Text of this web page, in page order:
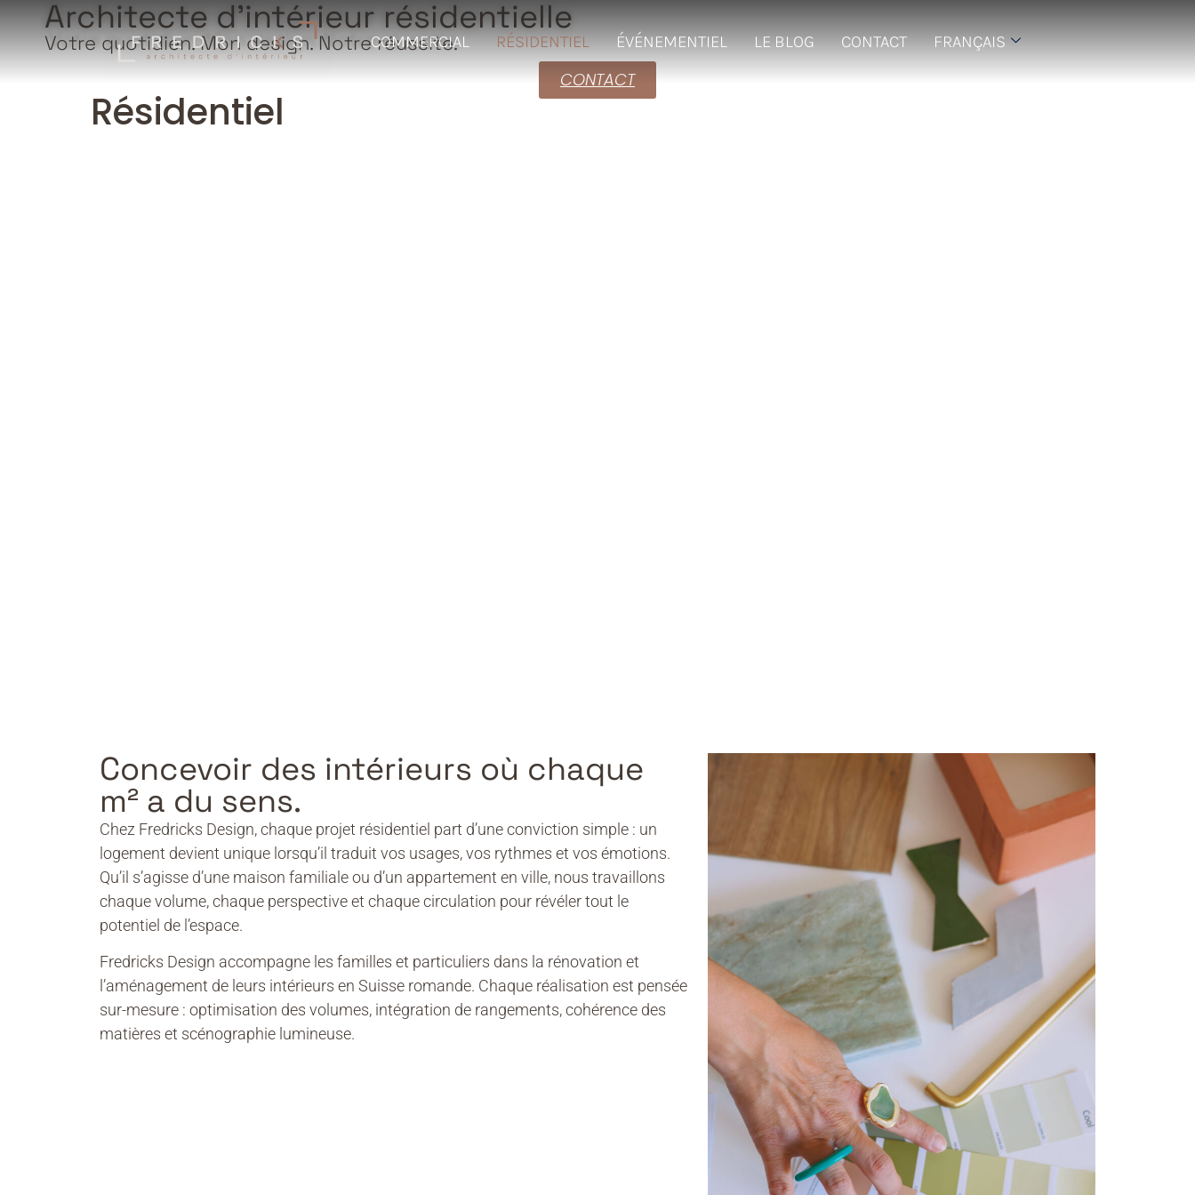
COMMERCIAL RÉSIDENTIEL ÉVÉNEMENTIEL LE BLOG CONTACT FRANÇAIS
Résidentiel
Architecte d’intérieur résidentielle
Votre quotidien. Mon design. Notre réussite.
CONTACT
Concevoir des intérieurs où chaque
m² a du sens.
Chez Fredricks Design, chaque projet résidentiel part d’une conviction simple : un
logement devient unique lorsqu’il traduit vos usages, vos rythmes et vos émotions.
Qu’il s’agisse d’une maison familiale ou d’un appartement en ville, nous travaillons
chaque volume, chaque perspective et chaque circulation pour révéler tout le
potentiel de l’espace.
Fredricks Design accompagne les familles et particuliers dans la rénovation et
l’aménagement de leurs intérieurs en Suisse romande. Chaque réalisation est pensée
sur-mesure : optimisation des volumes, intégration de rangements, cohérence des
matières et scénographie lumineuse.